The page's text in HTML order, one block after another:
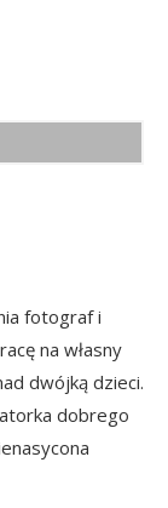
fotograf i
na własny
dwójką dzieci.
dobrego